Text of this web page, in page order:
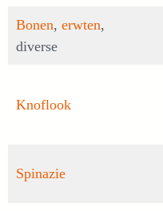
Bonen, erwten,
diverse
Knoflook
Spinazie